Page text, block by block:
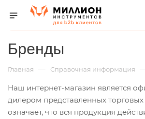
Бренды
Главная — Справочная информация
Наш интернет-магазин является
дилером представленных
означает, что вся продукция